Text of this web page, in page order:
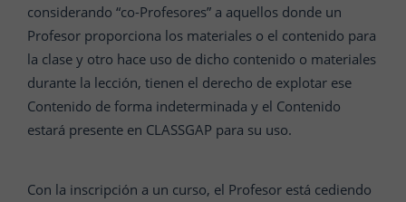
considerando “co-Profesores” a aquellos donde un
Profesor proporciona los materiales o el contenido para
la clase y otro hace uso de dicho contenido o materiales
durante la lección, tienen el derecho de explotar ese
Contenido de forma indeterminada y el Contenido
estará presente en CLASSGAP para su uso.
Con la inscripción a un curso, el Profesor está cediendo